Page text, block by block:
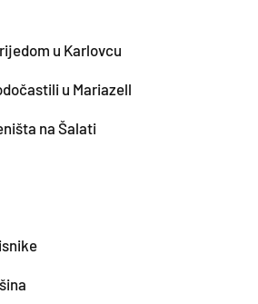
u Karlovcu
u Mariazell
na Šalati